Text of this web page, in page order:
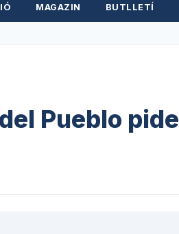
MAGAZIN BUTLLETÍ
Pueblo pide